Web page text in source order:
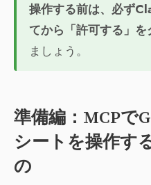
操作する前は、必ず
てから「許可する」を
ましょう。
準備編：MCPで
シートを操作す
の